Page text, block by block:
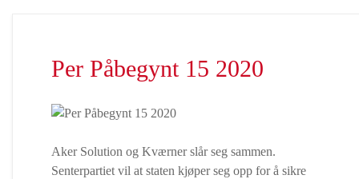
Per Påbegynt 15 2020
Aker Solution og Kværner slår seg sammen.
Senterpartiet vil at staten kjøper seg opp for å sikre